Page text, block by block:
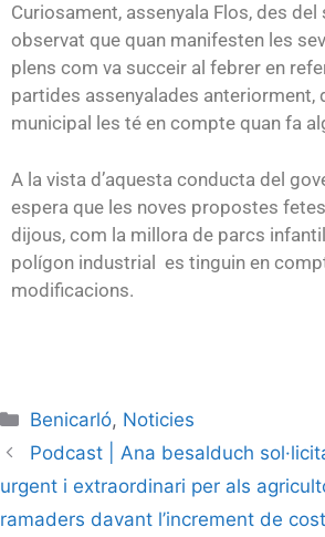
Curiosament, assenyala Flos, des del
observat que quan manifesten les
plens com va succeir al febrer en
partides assenyalades anteriorment,
municipal les té en compte quan fa
A la vista d’aquesta conducta del
espera que les noves propostes fetes
dijous, com la millora de parcs
polígon industrial es tinguin en
modificacions.
Benicarló, Noticies
Podcast | Ana besalduch
urgent i extraordinari per als
ramaders davant l’increment de